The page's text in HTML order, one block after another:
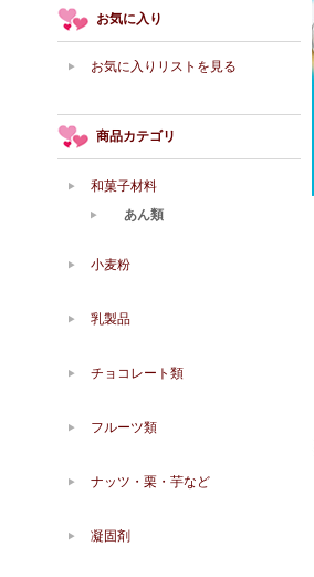
お気に入り
お気に入りリストを見る
商品カテゴリ
和菓子材料
あん類
小麦粉
乳製品
チョコレート類
フルーツ類
ナッツ・栗・芋など
凝固剤